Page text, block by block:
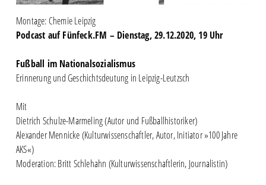
Montage: Chemie Leipzig
Podcast auf Fünfeck.FM – Dienstag, 29.12.2020, 19 Uhr
Fußball im Nationalsozialismus
Erinnerung und Geschichtsdeutung in Leipzig-Leutzsch
Mit
Dietrich Schulze-Marmeling (Autor und Fußballhistoriker)
Alexander Mennicke (Kulturwissenschaftler, Autor, Initiator »100 Jahre
AKS«)
Moderation: Britt Schlehahn (Kulturwissenschaftlerin, Journalistin)